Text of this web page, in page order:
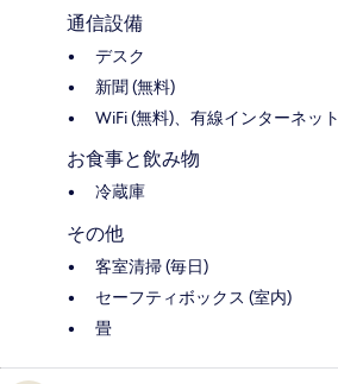
通信設備
デスク
新聞 (無料)
WiFi (無料)、有線インターネット
お食事と飲み物
冷蔵庫
その他
客室清掃 (毎日)
セーフティボックス (室内)
畳